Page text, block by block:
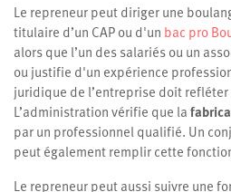
Le repreneur peut diriger une
titulaire d’un CAP ou d'un bac pro
alors que l’un des salariés ou un
ou justifie d'un expérience
juridique de l’entreprise doit
L’administration vérifie que la
par un professionnel qualifié. Un
peut également remplir cette
Le repreneur peut aussi suivre une